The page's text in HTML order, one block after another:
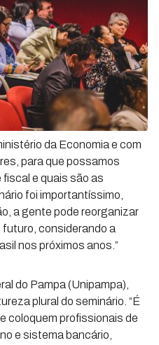
da Economia e com
para que possamos
e quais são as
foi importantíssimo,
a gente pode reorganizar
considerando a
nos próximos anos.”
do Pampa (Unipampa),
plural do seminário. “É
coloquem profissionais de
e sistema bancário,